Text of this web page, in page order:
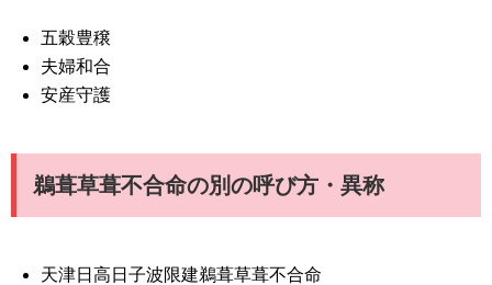
五穀豊穣
夫婦和合
安産守護
鵜葺草葺不合命の別の呼び方・異称
天津日高日子波限建鵜葺草葺不合命